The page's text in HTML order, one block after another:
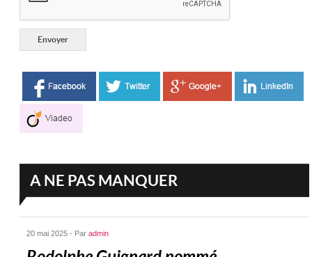
A NE PAS MANQUER
20 mai 2025 - Paradmin